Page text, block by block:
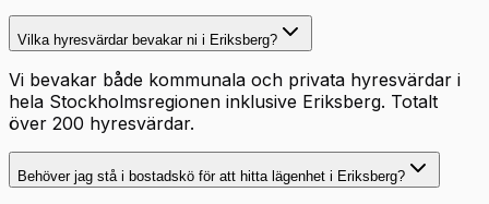
Vilka hyresvärdar bevakar ni i Eriksberg?
Vi bevakar både kommunala och privata hyresvärdar i
hela Stockholmsregionen inklusive Eriksberg. Totalt
över 200 hyresvärdar.
Behöver jag stå i bostadskö för att hitta lägenhet i Eriksberg?